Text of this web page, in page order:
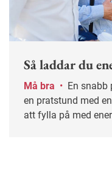
Så laddar du
Må bra •
en pratstund med
att fylla på med